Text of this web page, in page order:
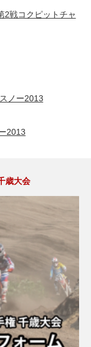
2戦コクピットチャ
ノー2013
2013
歳大会